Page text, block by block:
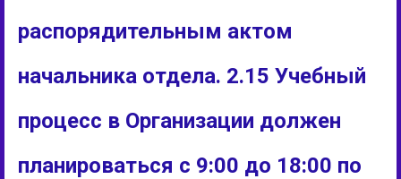
распорядительным актом
начальника отдела. 2.15 Учебный
процесс в Организации должен
планироваться с 9:00 до 18:00 по